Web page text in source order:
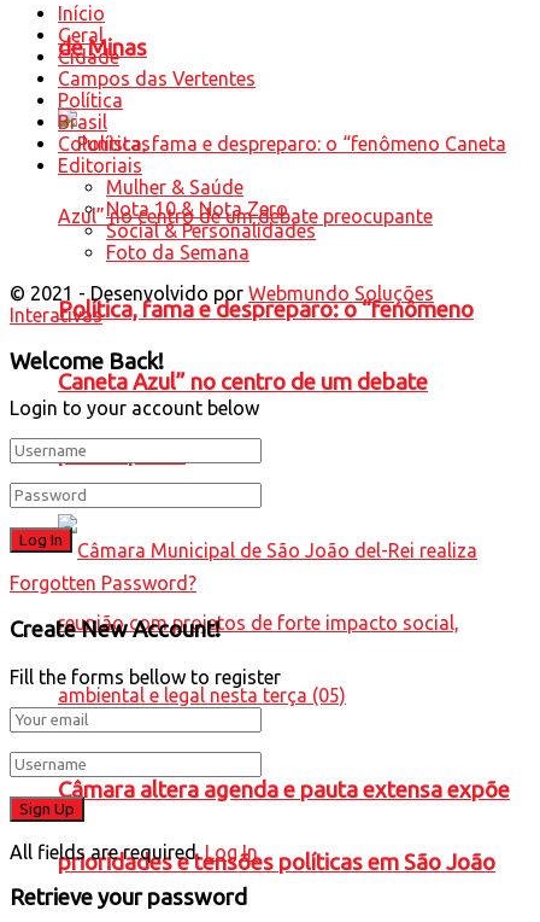
de Minas
Política, fama e despreparo: o “fenômeno
Caneta Azul” no centro de um debate
preocupante
Câmara altera agenda e pauta extensa expõe
prioridades e tensões políticas em São João
Início
Geral
Cidade
Campos das Vertentes
Política
Brasil
Colunistas
Editoriais
Mulher & Saúde
Nota 10 & Nota Zero
Social & Personalidades
Foto da Semana
© 2021 - Desenvolvido por Webmundo Soluções
Interativas
Welcome Back!
Login to your account below
Forgotten Password?
Create New Account!
Fill the forms bellow to register
All fields are required. Log In
Retrieve your password